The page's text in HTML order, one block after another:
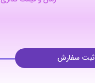
ثبت سفارش